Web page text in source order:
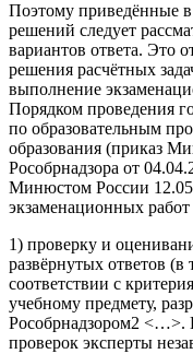
Поэтому приведённые
решений следует
вариантов ответа. Это
решения расчётных
выполнение
Порядком проведения
по образовательным
образования (приказ
Рособрнадзора от
Минюстом России
экзаменационных работ
1) проверку и
развёрнутых ответов
соответствии с
учебному предмету,
Рособрнадзором2 <…>.
проверок эксперты